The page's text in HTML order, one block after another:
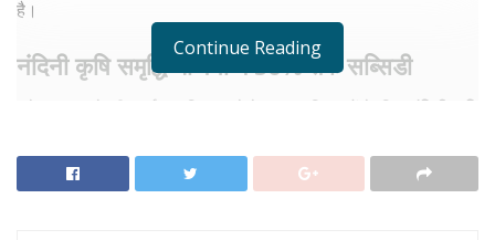
है।
नंदिनी कृषि समृद्धि योजना में 50% तक सब्सिडी
साहीवाल, गिर या थारपारकर जैसी स्वदेशी नस्लों की 25 दुधारू गायों के
साथ डेयरी यूनिट स्थापित करते हैं, तो सरकार परियोजना की कुल लागत पर
Continue Reading